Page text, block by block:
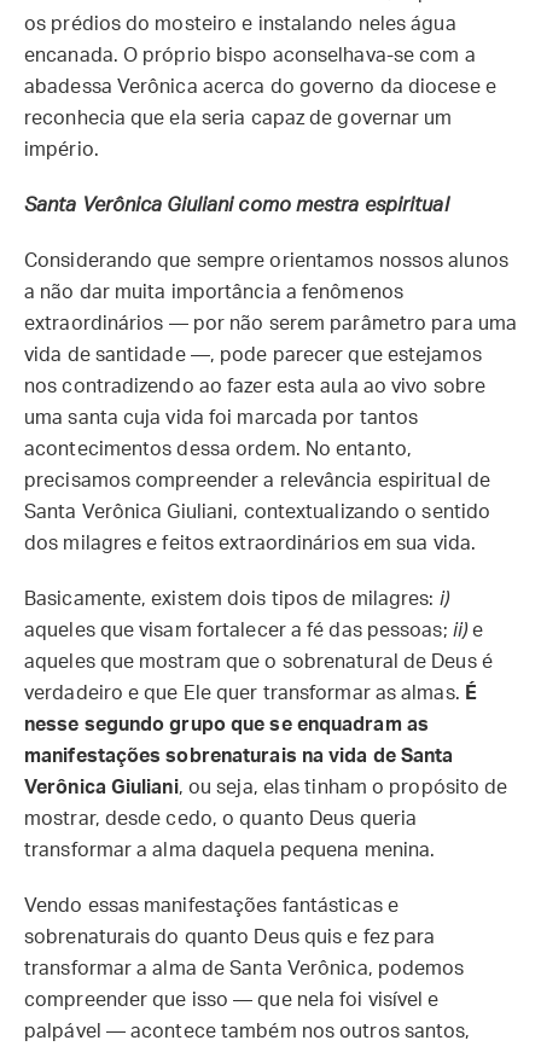
os prédios do mosteiro e instalando neles água
encanada. O próprio bispo aconselhava-se com a
abadessa Verônica acerca do governo da diocese e
reconhecia que ela seria capaz de governar um
império.
Santa Verônica Giuliani como mestra espiritual
Considerando que sempre orientamos nossos alunos
a não dar muita importância a fenômenos
extraordinários — por não serem parâmetro para uma
vida de santidade —, pode parecer que estejamos
nos contradizendo ao fazer esta aula ao vivo sobre
uma santa cuja vida foi marcada por tantos
acontecimentos dessa ordem. No entanto,
precisamos compreender a relevância espiritual de
Santa Verônica Giuliani, contextualizando o sentido
dos milagres e feitos extraordinários em sua vida.
Basicamente, existem dois tipos de milagres: i)
aqueles que visam fortalecer a fé das pessoas; ii)e
aqueles que mostram que o sobrenatural de Deus é
verdadeiro e que Ele quer transformar as almas. É
nesse segundo grupo que se enquadram as
manifestações sobrenaturais na vida de Santa
Verônica Giuliani, ou seja, elas tinham o propósito de
mostrar, desde cedo, o quanto Deus queria
transformar a alma daquela pequena menina.
Vendo essas manifestações fantásticas e
sobrenaturais do quanto Deus quis e fez para
transformar a alma de Santa Verônica, podemos
compreender que isso — que nela foi visível e
palpável — acontece também nos outros santos,